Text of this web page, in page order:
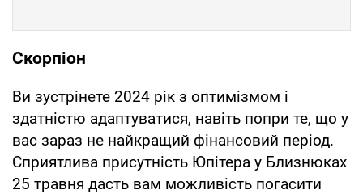
Скорпіон
Ви зустрінете 2024 рік з оптимізмом і
здатністю адаптуватися, навіть попри те, що у
вас зараз не найкращий фінансовий період.
Сприятлива присутність Юпітера у Близнюках
25 травня дасть вам можливість погасити